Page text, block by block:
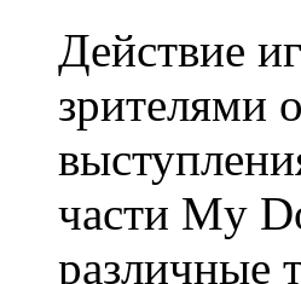
Действие
зрителями
части My
различные